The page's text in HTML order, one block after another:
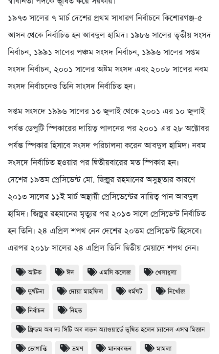
১৯৭৩ সালের ৭ মার্চ দেশের প্রথম সাধারণ নির্বাচনে কিশোরগঞ্জ-৫
আসন থেকে নির্বাচিত হন আবদুল হামিদ। ১৯৮৬ সালের তৃতীয় সংসদ
নির্বাচন, ১৯৯১ সালের পঞ্চম সংসদ নির্বাচন, ১৯৯৬ সালের সপ্তম
সংসদ নির্বাচন, ২০০১ সালের অষ্টম সংসদ এবং ২০০৮ সালের নবম
সংসদ নির্বাচনেও তিনি সাংসদ নির্বাচিত হন।
সপ্তম সংসদে ১৯৯৬ সালের ১৩ জুলাই থেকে ২০০১ এর ১০ জুলাই
পর্যন্ত ডেপুটি স্পিকারের দায়িত্ব পালনের পর ২০০১ এর ২৮ অক্টোবর
পর্যন্ত স্পিকার হিসাবে সংসদ পরিচালনা করেন আবদুল হামিদ। নবম
সংসদে নির্বাচিত হওয়ার পর দ্বিতীয়বারের মত স্পিকার হন।
দেশের ১৯তম প্রেসিডেন্ট মো. জিল্লুর রহমানের অসুস্থতার কারণে
২০১৩ সালের ১১ই মার্চ অস্থায়ী প্রেসিডেন্টের দায়িত্ব পান আবদুল
হামিদ। জিল্লুর রহমানের মৃত্যুর পর ২০১৩ সালে প্রেসিডেন্ট নির্বাচিত
হন তিনি। ২৪ এপ্রিল শপথ নেন দেশের ২০তম প্রেসিডেন্ট হিসেবে।
এরপর ২০১৮ সালের ২৪ এপ্রিল তিনি দ্বিতীয় মেয়াদে শপথ নেন।
আটক ঈদ এমসি কলেজ খেলাধুলা
দুর্ঘটনা দোয়া মাহফিল ধর্মঘট নিখোঁজ
নির্বাচন নিহত
ফ্রিডম অব দ্য সিটি অব লন্ডন অ্যাওয়ার্ডে ভূষিত হলেন চ্যানেল এস'র মিজান
ভোগান্তি ভ্রমণ মানববন্ধন মামলা